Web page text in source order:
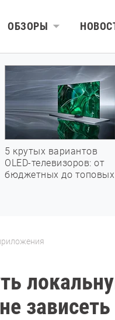
ОБЗОРЫ
5 крутых вариантов
OLED-телевизоров: от
бюджетных до топовых